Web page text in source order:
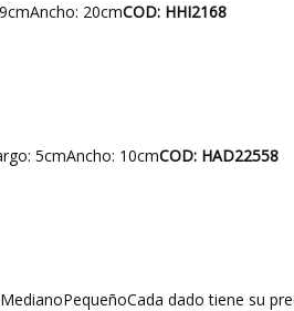
20cmCOD: HHI2168
5cmAncho: 10cmCOD: HAD22558
dado tiene su